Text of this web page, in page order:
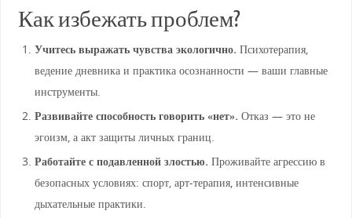
Как избежать проблем?
Учитесь выражать чувства экологично. Психотерапия,
ведение дневника и практика осознанности — ваши главные
инструменты.
Развивайте способность говорить «нет». Отказ — это не
эгоизм, а акт защиты личных границ.
Работайте с подавленной злостью. Проживайте агрессию в
безопасных условиях: спорт, арт-терапия, интенсивные
дыхательные практики.